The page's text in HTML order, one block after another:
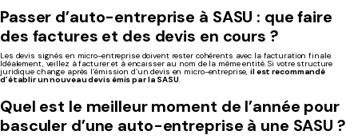
Passer d’auto-entreprise à SASU : que faire
des factures et des devis en cours ?
Les devis signés en micro-entreprise doivent rester cohérents avec la facturation finale.
Idéalement, veillez à facturer et à encaisser au nom de la même entité. Si votre structure
juridique change après l’émission d’un devis en micro-entreprise,il est recommandé
d’établir un nouveau devis émis par la SASU.
Quel est le meilleur moment de l’année pour
basculer d’une auto-entreprise à une SASU ?